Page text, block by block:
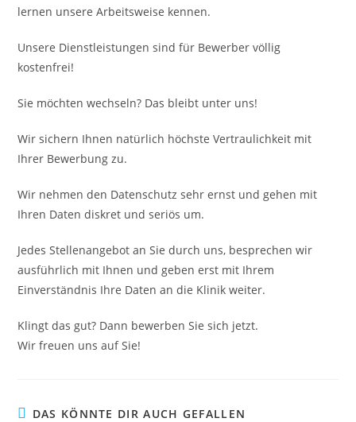
lernen unsere Arbeitsweise kennen.
Unsere Dienstleistungen sind für Bewerber völlig
kostenfrei!
Sie möchten wechseln? Das bleibt unter uns!
Wir sichern Ihnen natürlich höchste Vertraulichkeit mit
Ihrer Bewerbung zu.
Wir nehmen den Datenschutz sehr ernst und gehen mit
Ihren Daten diskret und seriös um.
Jedes Stellenangebot an Sie durch uns, besprechen wir
ausführlich mit Ihnen und geben erst mit Ihrem
Einverständnis Ihre Daten an die Klinik weiter.
Klingt das gut? Dann bewerben Sie sich jetzt.
Wir freuen uns auf Sie!
DAS KÖNNTE DIR AUCH GEFALLEN